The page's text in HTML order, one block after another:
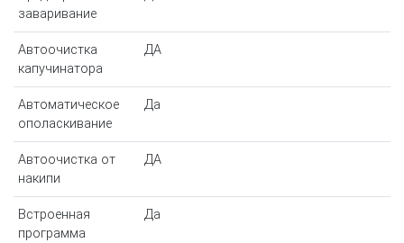
заваривание
Автоочистка
капучинатора
ДА
Автоматическое
ополаскивание
Да
Автоочистка от
накипи
ДА
Встроенная
программа
Да